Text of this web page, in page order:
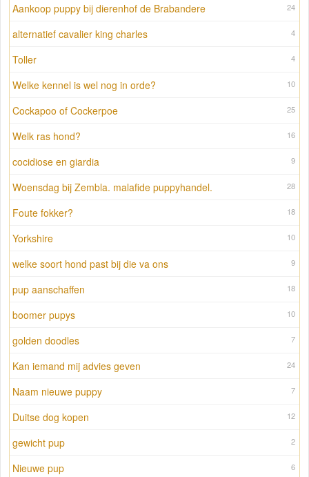
24
Aankoop puppy bij dierenhof de Brabandere
4
alternatief cavalier king charles
4
Toller
10
Welke kennel is wel nog in orde?
25
Cockapoo of Cockerpoe
16
Welk ras hond?
9
cocidiose en giardia
28
Woensdag bij Zembla. malafide puppyhandel.
18
Foute fokker?
10
Yorkshire
9
welke soort hond past bij die va ons
18
pup aanschaffen
10
boomer pupys
7
golden doodles
24
Kan iemand mij advies geven
7
Naam nieuwe puppy
12
Duitse dog kopen
2
gewicht pup
6
Nieuwe pup